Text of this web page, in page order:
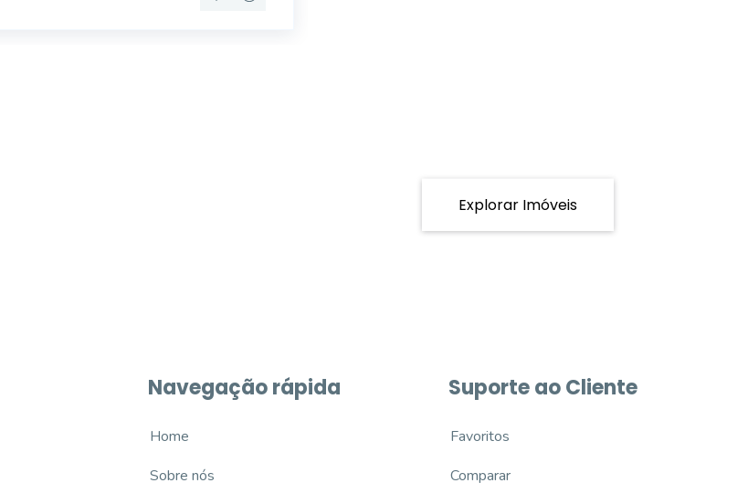
Explorar Imóveis
Navegação rápida
Home
Sobre nós
Suporte ao Cliente
Favoritos
Comparar